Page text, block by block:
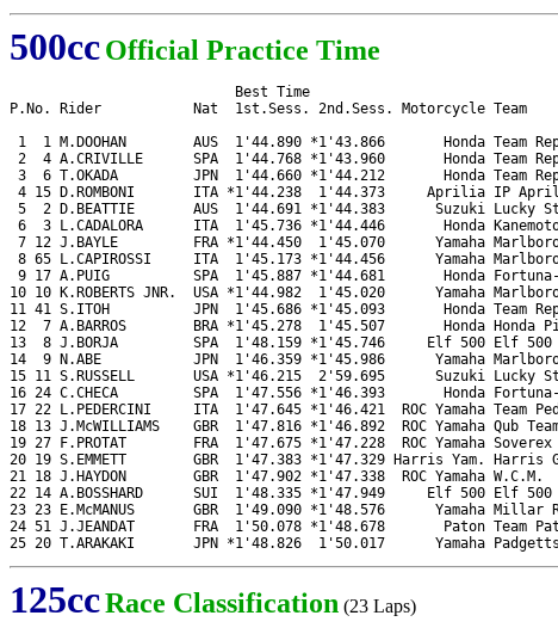
500ccOfficial Practice Time
                           Best Time
P.No. Rider           Nat  1st.Sess. 2nd.Sess. Motorcycle Team
1  1 M.DOOHAN        AUS  1'44.890 *1'43.866       Honda Team
2  4 A.CRIVILLE      SPA  1'44.768 *1'43.960       Honda Team
3  6 T.OKADA         JPN  1'44.660 *1'44.212       Honda Team
4 15 D.ROMBONI       ITA *1'44.238  1'44.373     Aprilia IP
5  2 D.BEATTIE       AUS  1'44.691 *1'44.383      Suzuki Lucky
6  3 L.CADALORA      ITA  1'45.736 *1'44.446       Honda Kanemoto
7 12 J.BAYLE         FRA *1'44.450  1'45.070      Yamaha Marlboro
8 65 L.CAPIROSSI     ITA  1'45.173 *1'44.456      Yamaha Marlboro
9 17 A.PUIG          SPA  1'45.887 *1'44.681       Honda Fortuna-
10 10 K.ROBERTS JNR.  USA *1'44.982  1'45.020      Yamaha
11 41 S.ITOH          JPN  1'45.686 *1'45.093       Honda Team
12  7 A.BARROS        BRA *1'45.278  1'45.507       Honda Honda
13  8 J.BORJA         SPA  1'48.159 *1'45.746     Elf 500 Elf 500
14  9 N.ABE           JPN  1'46.359 *1'45.986      Yamaha Marlboro
15 11 S.RUSSELL       USA *1'46.215  2'59.695      Suzuki Lucky
16 24 C.CHECA         SPA  1'47.556 *1'46.393       Honda Fortuna-
17 22 L.PEDERCINI     ITA  1'47.645 *1'46.421  ROC Yamaha Team
18 13 J.McWILLIAMS    GBR  1'47.816 *1'46.892  ROC Yamaha Qub
19 27 F.PROTAT        FRA  1'47.675 *1'47.228  ROC Yamaha Soverex
20 19 S.EMMETT        GBR  1'47.383 *1'47.329 Harris Yam. Harris
21 18 J.HAYDON        GBR  1'47.902 *1'47.338  ROC Yamaha W.C.M.
22 14 A.BOSSHARD      SUI  1'48.335 *1'47.949     Elf 500 Elf 500
23 23 E.McMANUS       GBR  1'49.090 *1'48.576      Yamaha Millar
24 51 J.JEANDAT       FRA  1'50.078 *1'48.678       Paton Team
25 20 T.ARAKAKI       JPN *1'48.826  1'50.017      Yamaha Padgetts
125ccRace Classification (23 Laps)